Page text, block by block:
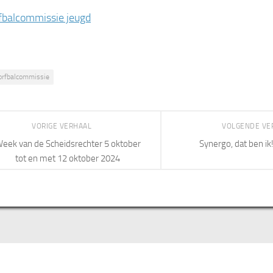
jeugd
VOLGENDE
Synergo, dat ben
VORIGE VERHAAL
van de Scheidsrechter 5 oktober
tot en met 12 oktober 2024